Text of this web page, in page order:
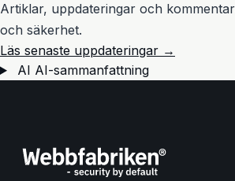
Artiklar, uppdateringar och
och säkerhet.
Läs senaste uppdateringar →
AI AI-sammanfattning